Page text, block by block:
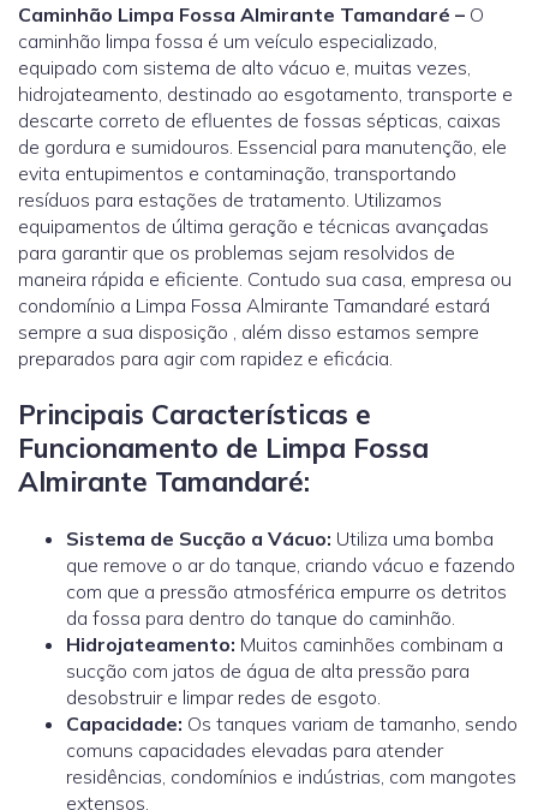
Caminhão Limpa Fossa Almirante Tamandaré – O
caminhão limpa fossa é um veículo especializado,
equipado com sistema de alto vácuo e, muitas vezes,
hidrojateamento, destinado ao esgotamento, transporte e
descarte correto de efluentes de fossas sépticas, caixas
de gordura e sumidouros. Essencial para manutenção, ele
evita entupimentos e contaminação, transportando
resíduos para estações de tratamento. Utilizamos
equipamentos de última geração e técnicas avançadas
para garantir que os problemas sejam resolvidos de
maneira rápida e eficiente. Contudo sua casa, empresa ou
condomínio a Limpa Fossa Almirante Tamandaré estará
sempre a sua disposição , além disso estamos sempre
preparados para agir com rapidez e eficácia.
Principais Características e
Funcionamento de Limpa Fossa
Almirante Tamandaré:
Sistema de Sucção a Vácuo: Utiliza uma bomba
que remove o ar do tanque, criando vácuo e fazendo
com que a pressão atmosférica empurre os detritos
da fossa para dentro do tanque do caminhão.
Hidrojateamento: Muitos caminhões combinam a
sucção com jatos de água de alta pressão para
desobstruir e limpar redes de esgoto.
Capacidade: Os tanques variam de tamanho, sendo
comuns capacidades elevadas para atender
residências, condomínios e indústrias, com mangotes
extensos.